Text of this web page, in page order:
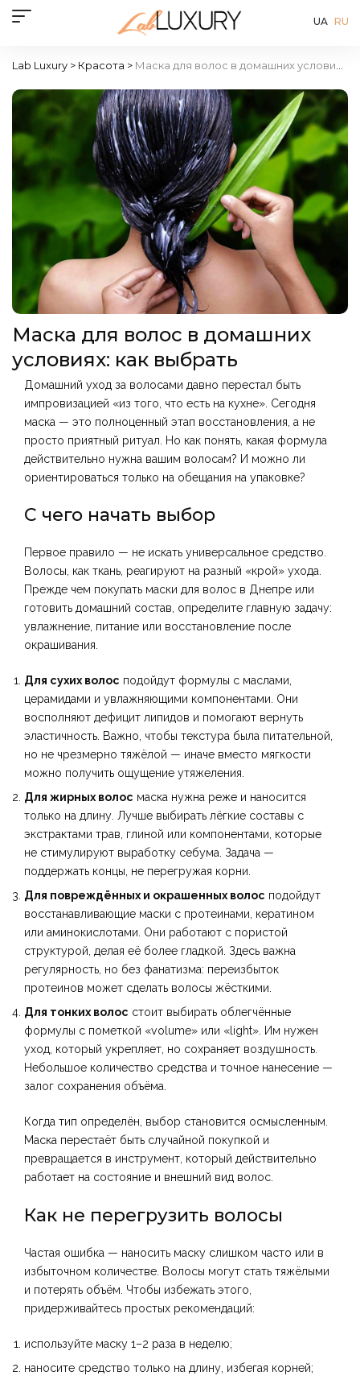
UA RU
Lab Luxury > Красота > Маска для волос в домашних условиях: как выбрать
Маска для волос в домашних
условиях: как выбрать
Домашний уход за волосами давно перестал быть
импровизацией «из того, что есть на кухне». Сегодня
маска — это полноценный этап восстановления, а не
просто приятный ритуал. Но как понять, какая формула
действительно нужна вашим волосам? И можно ли
ориентироваться только на обещания на упаковке?
С чего начать выбор
Первое правило — не искать универсальное средство.
Волосы, как ткань, реагируют на разный «крой» ухода.
Прежде чем покупать маски для волос в Днепре или
готовить домашний состав, определите главную задачу:
увлажнение, питание или восстановление после
окрашивания.
Для сухих волос подойдут формулы с маслами,
церамидами и увлажняющими компонентами. Они
восполняют дефицит липидов и помогают вернуть
эластичность. Важно, чтобы текстура была питательной,
но не чрезмерно тяжёлой — иначе вместо мягкости
можно получить ощущение утяжеления.
Для жирных волос маска нужна реже и наносится
только на длину. Лучше выбирать лёгкие составы с
экстрактами трав, глиной или компонентами, которые
не стимулируют выработку себума. Задача —
поддержать концы, не перегружая корни.
Для повреждённых и окрашенных волос подойдут
восстанавливающие маски с протеинами, кератином
или аминокислотами. Они работают с пористой
структурой, делая её более гладкой. Здесь важна
регулярность, но без фанатизма: переизбыток
протеинов может сделать волосы жёсткими.
Для тонких волос стоит выбирать облегчённые
формулы с пометкой «volume» или «light». Им нужен
уход, который укрепляет, но сохраняет воздушность.
Небольшое количество средства и точное нанесение —
залог сохранения объёма.
Когда тип определён, выбор становится осмысленным.
Маска перестаёт быть случайной покупкой и
превращается в инструмент, который действительно
работает на состояние и внешний вид волос.
Как не перегрузить волосы
Частая ошибка — наносить маску слишком часто или в
избыточном количестве. Волосы могут стать тяжёлыми
и потерять объём. Чтобы избежать этого,
придерживайтесь простых рекомендаций:
используйте маску 1–2 раза в неделю;
наносите средство только на длину, избегая корней;